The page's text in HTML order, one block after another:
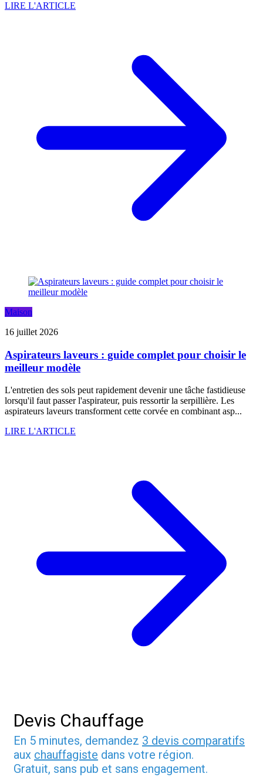
LIRE L'ARTICLE
Maison
16 juillet 2026
Aspirateurs laveurs : guide complet pour choisir le
meilleur modèle
L'entretien des sols peut rapidement devenir une tâche fastidieuse
lorsqu'il faut passer l'aspirateur, puis ressortir la serpillière. Les
aspirateurs laveurs transforment cette corvée en combinant asp...
LIRE L'ARTICLE
Devis Chauffage
En 5 minutes, demandez 3 devis comparatifs
aux chauffagiste dans votre région.
Gratuit, sans pub et sans engagement.